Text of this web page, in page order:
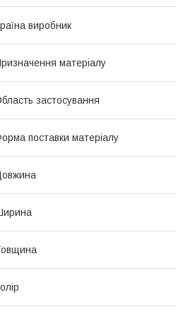
виробник
матеріалу
застосування
поставки матеріалу